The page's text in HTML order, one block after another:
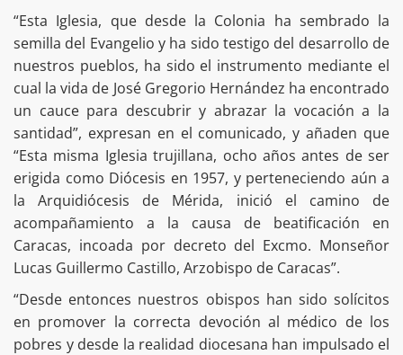
“Esta Iglesia, que desde la Colonia ha sembrado la
semilla del Evangelio y ha sido testigo del desarrollo de
nuestros pueblos, ha sido el instrumento mediante el
cual la vida de José Gregorio Hernández ha encontrado
un cauce para descubrir y abrazar la vocación a la
santidad”, expresan en el comunicado, y añaden que
“Esta misma Iglesia trujillana, ocho años antes de ser
erigida como Diócesis en 1957, y perteneciendo aún a
la Arquidiócesis de Mérida, inició el camino de
acompañamiento a la causa de beatificación en
Caracas, incoada por decreto del Excmo. Monseñor
Lucas Guillermo Castillo, Arzobispo de Caracas”.
“Desde entonces nuestros obispos han sido solícitos
en promover la correcta devoción al médico de los
pobres y desde la realidad diocesana han impulsado el